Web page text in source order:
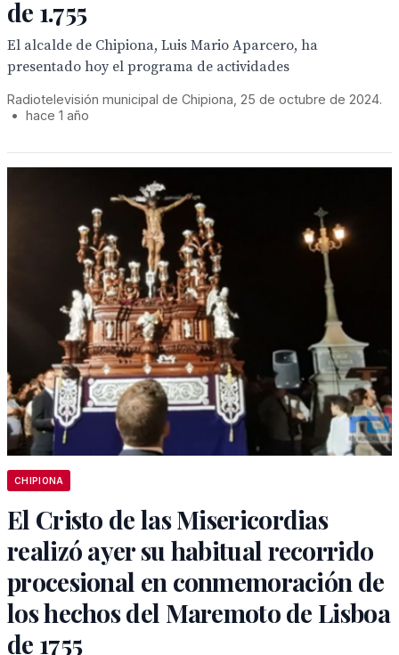
de 1.755
El alcalde de Chipiona, Luis Mario Aparcero, ha
presentado hoy el programa de actividades
Radiotelevisión municipal de Chipiona, 25 de octubre de 2024.
• hace 1 año
CHIPIONA
El Cristo de las Misericordias
realizó ayer su habitual recorrido
procesional en conmemoración de
los hechos del Maremoto de Lisboa
de 1755